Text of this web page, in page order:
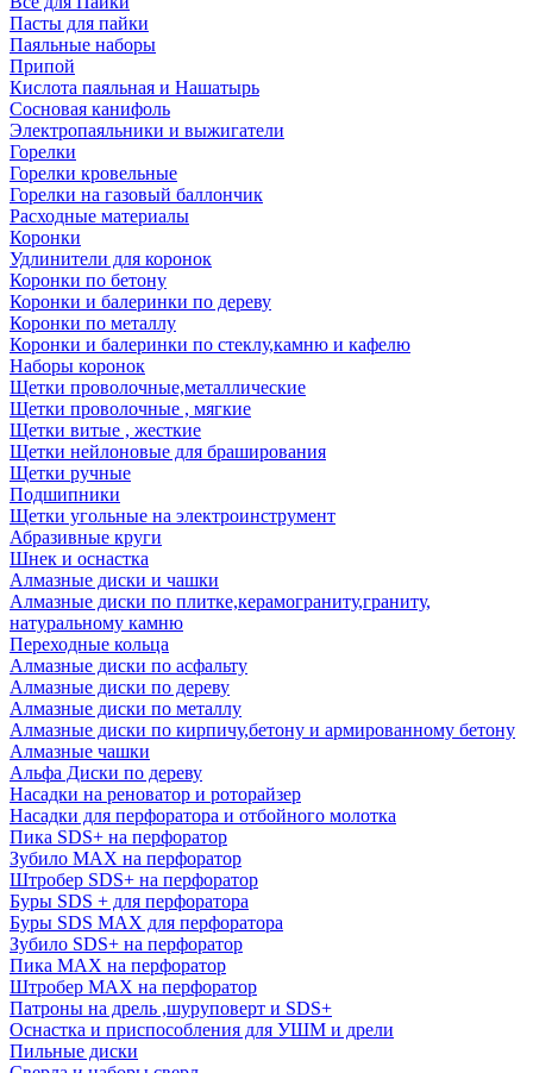
Пасты для пайки
Паяльные наборы
Припой
Кислота паяльная и Нашатырь
Сосновая канифоль
Электропаяльники и выжигатели
Горелки
Горелки кровельные
Горелки на газовый баллончик
Расходные материалы
Коронки
Удлинители для коронок
Коронки по бетону
Коронки и балеринки по дереву
Коронки по металлу
Коронки и балеринки по стеклу,камню и кафелю
Наборы коронок
Щетки проволочные,металлические
Щетки проволочные , мягкие
Щетки витые , жесткие
Щетки нейлоновые для браширования
Щетки ручные
Подшипники
Щетки угольные на электроинструмент
Абразивные круги
Шнек и оснастка
Алмазные диски и чашки
Алмазные диски по плитке,керамограниту,граниту,
натуральному камню
Переходные кольца
Алмазные диски по асфальту
Алмазные диски по дереву
Алмазные диски по металлу
Алмазные диски по кирпичу,бетону и армированному бетону
Алмазные чашки
Альфа Диски по дереву
Насадки на реноватор и роторайзер
Насадки для перфоратора и отбойного молотка
Пика SDS+ на перфоратор
Зубило MAX на перфоратор
Штробер SDS+ на перфоратор
Буры SDS + для перфоратора
Буры SDS MAX для перфоратора
Зубило SDS+ на перфоратор
Пика MAX на перфоратор
Штробер MAX на перфоратор
Патроны на дрель ,шуруповерт и SDS+
Оснастка и приспособления для УШМ и дрели
Пильные диски